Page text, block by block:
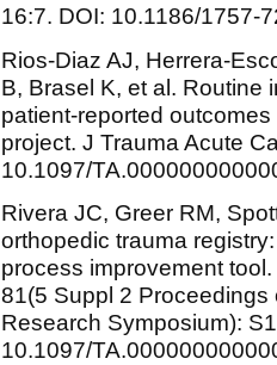
16:7. DOI: 10.1186/1757-
Rios-Diaz AJ, Herrera-
B, Brasel K, et al. Routine
patient-reported
project. J Trauma Acute
10.1097/
Rivera JC, Greer RM,
orthopedic trauma
process improvement
81(5 Suppl 2
Research Symposium):
10.1097/